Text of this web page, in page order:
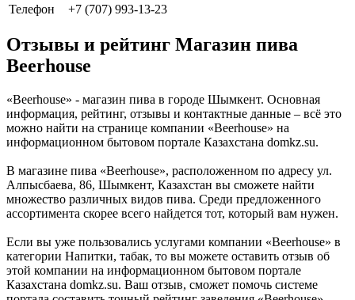
Телефон
+7 (707) 993-13-23
Отзывы и рейтинг Магазин пива
Beerhouse
«Beerhouse» - магазин пива в городе Шымкент. Основная
информация, рейтинг, отзывы и контактные данные – всё это
можно найти на странице компании «Beerhouse» на
информационном бытовом портале Казахстана domkz.su.
В магазине пива «Beerhouse», расположенном по адресу ул.
Алпысбаева, 86, Шымкент, Казахстан вы сможете найти
множество различных видов пива. Среди предложенного
ассортимента скорее всего найдется тот, который вам нужен.
Если вы уже пользовались услугами компании «Beerhouse» в
категории Напитки, табак, то вы можете оставить отзыв об
этой компании на информационном бытовом портале
Казахстана domkz.su. Ваш отзыв, сможет помочь системе